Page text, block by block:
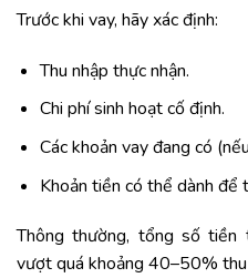
Trước khi vay, hãy xác định:
Thu nhập thực nhận.
Chi phí sinh hoạt cố định.
Các khoản vay đang có
Khoản tiền có thể dành để
Thông thường, tổng số tiền
vượt quá khoảng 40–50%